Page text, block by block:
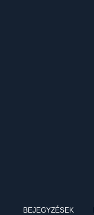
BEJEGYZÉSEK